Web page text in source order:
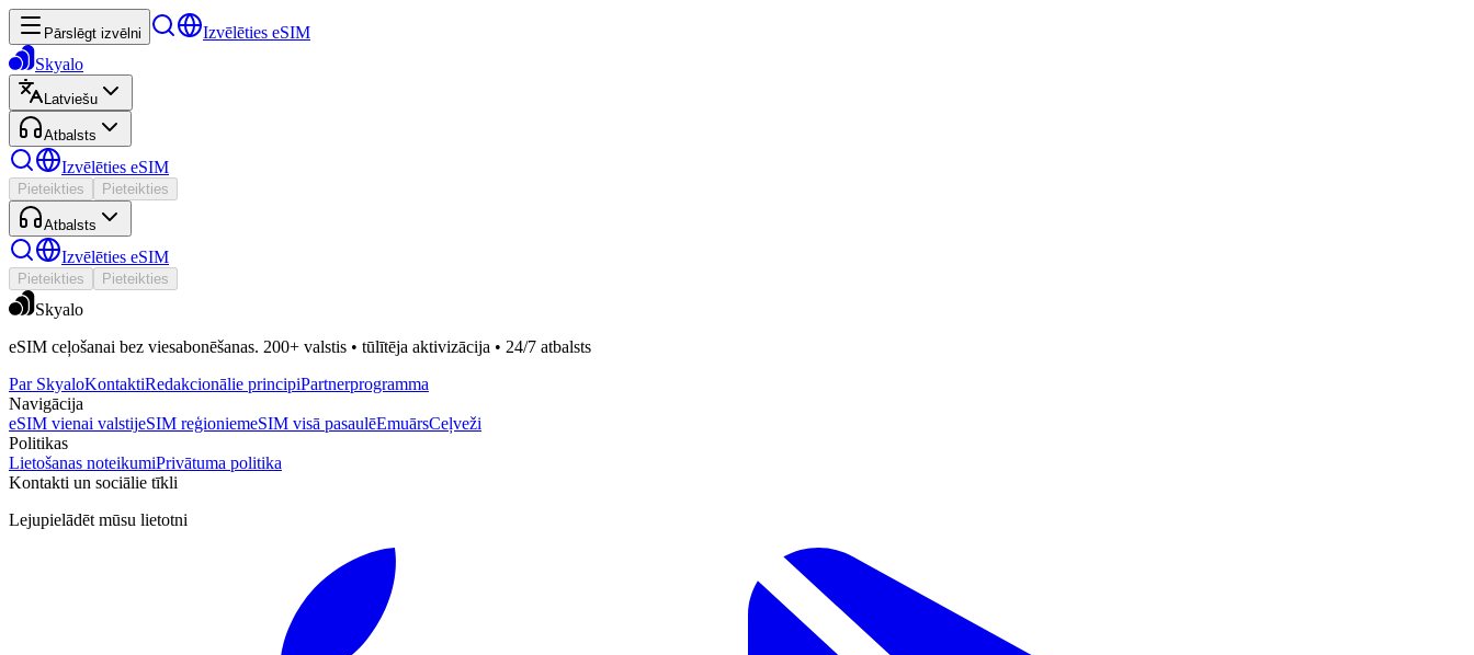
Pārslēgt izvēlni
Izvēlēties eSIM
Skyalo
Latviešu
Atbalsts
Izvēlēties eSIM
Pieteikties Pieteikties
Atbalsts
Izvēlēties eSIM
Pieteikties Pieteikties
Skyalo
eSIM ceļošanai bez viesabonēšanas. 200+ valstis • tūlītēja aktivizācija • 24/7 atbalsts
Par SkyaloKontaktiRedakcionālie principiPartnerprogramma
Navigācija
eSIM vienai valstijeSIM reģioniemeSIM visā pasaulēEmuārsCeļveži
Politikas
Lietošanas noteikumiPrivātuma politika
Kontakti un sociālie tīkli
Lejupielādēt mūsu lietotni